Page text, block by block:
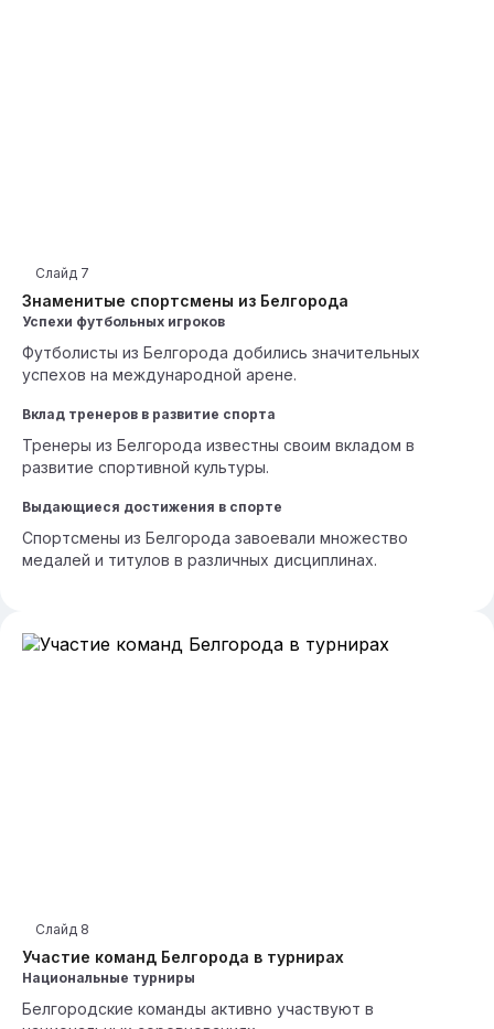
Знаменитые спортсмены из Белгорода
Слайд 7
Успехи футбольных игроков
Футболисты из Белгорода добились значительных
успехов на международной арене.
Вклад тренеров в развитие спорта
Тренеры из Белгорода известны своим вкладом в
развитие спортивной культуры.
Выдающиеся достижения в спорте
Спортсмены из Белгорода завоевали множество
медалей и титулов в различных дисциплинах.
Участие команд Белгорода в турнирах
Слайд 8
Национальные турниры
Белгородские команды активно участвуют в